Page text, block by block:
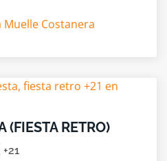
Costanera
(FIESTA RETRO)
+21